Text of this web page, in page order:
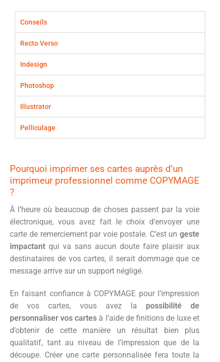
Conseils
Recto Verso
Indesign
Photoshop
Illustrator
Pelliculage
Pourquoi imprimer ses cartes auprès d’un
imprimeur professionnel comme COPYMAGE
?
À l’heure où beaucoup de choses passent par la voie
électronique, vous avez fait le choix d’envoyer une
carte de remerciement par voie postale. C’est un geste
impactant qui va sans aucun doute faire plaisir aux
destinataires de vos cartes, il serait dommage que ce
message arrive sur un support négligé.
En faisant confiance à COPYMAGE pour l’impression
de vos cartes, vous avez la possibilité de
personnaliser vos cartes à l’aide de finitions de luxe et
d’obtenir de cette manière un résultat bien plus
qualitatif, tant au niveau de l’impression que de la
découpe. Créer une carte personnalisée fera toute la